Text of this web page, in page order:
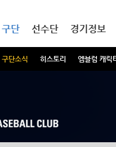
구단
구단소식 히스토리 엠블럼 캐릭
선수단 경기정보